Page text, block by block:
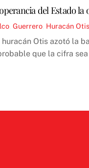
del Estado
Guerrero Huracán Otis
Otis azotó la
que la cifra